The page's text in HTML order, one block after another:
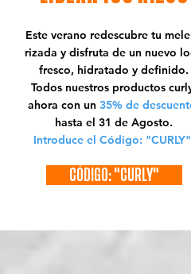
Este verano redescubre tu
rizada y disfruta de un nuevo
fresco, hidratado y definido.
Todos nuestros productos
ahora con un 35% de
hasta el 31 de Agosto.
Introduce el Código: "CURLY"
CÓDIGO: "CURLY"